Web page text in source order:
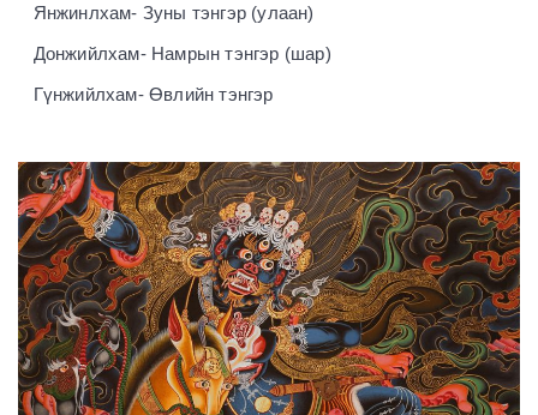
Янжинлхам- Зуны тэнгэр (улаан)
Донжийлхам- Намрын тэнгэр (шар)
Гүнжийлхам- Өвлийн тэнгэр